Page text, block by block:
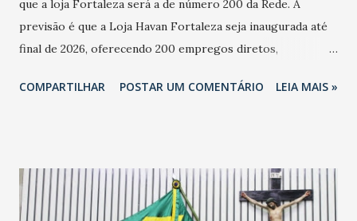
que a loja Fortaleza será a de número 200 da Rede. A
previsão é que a Loja Havan Fortaleza seja inaugurada até
final de 2026, oferecendo 200 empregos diretos,
Havan Fortaleza ainda não foi anunciada oficialmente, mas
COMPARTILHAR POSTAR UM COMENTÁRIO LEIA MAIS »